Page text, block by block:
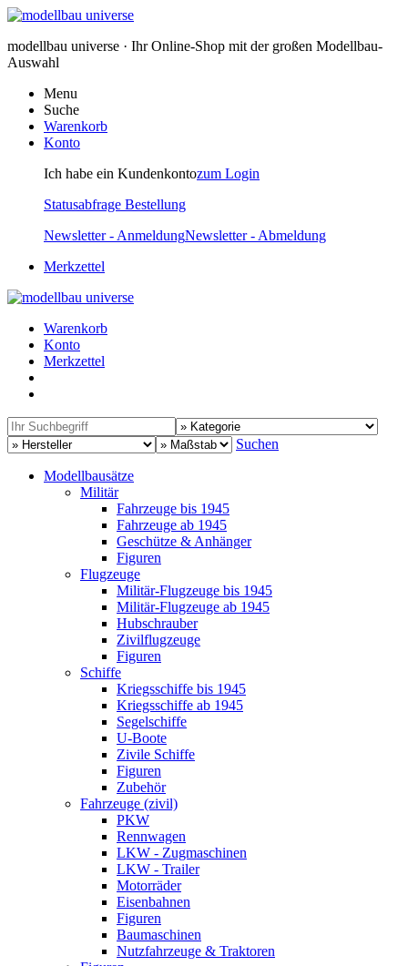
modellbau universe · Ihr Online-Shop mit der großen Modellbau-
Auswahl
Menu
Suche
Warenkorb
Konto
Ich habe ein Kundenkontozum Login
Statusabfrage Bestellung
Newsletter - AnmeldungNewsletter - Abmeldung
Merkzettel
Warenkorb
Konto
Merkzettel
Suchen
Modellbausätze
Militär
Fahrzeuge bis 1945
Fahrzeuge ab 1945
Geschütze & Anhänger
Figuren
Flugzeuge
Militär-Flugzeuge bis 1945
Militär-Flugzeuge ab 1945
Hubschrauber
Zivilflugzeuge
Figuren
Schiffe
Kriegsschiffe bis 1945
Kriegsschiffe ab 1945
Segelschiffe
U-Boote
Zivile Schiffe
Figuren
Zubehör
Fahrzeuge (zivil)
PKW
Rennwagen
LKW - Zugmaschinen
LKW - Trailer
Motorräder
Eisenbahnen
Figuren
Baumaschinen
Nutzfahrzeuge & Traktoren